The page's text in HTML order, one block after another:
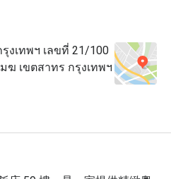
งเทพฯ เลขที่ 21/100
ฆ เขตสาทร กรุงเทพฯ